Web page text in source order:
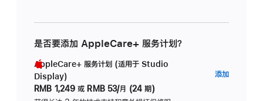
是否要添加 AppleCare+ 服务计划？
AppleCare+ 服务计划 (适用于 Studio
Display)
RMB 1,249 或 RMB 53/月 (24 期)
添加